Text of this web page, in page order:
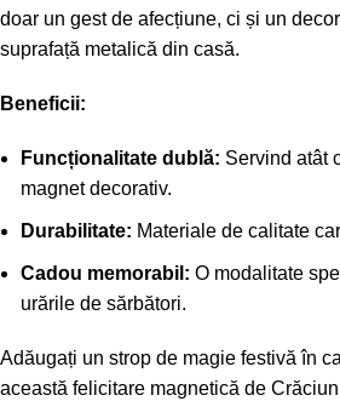
doar un gest de afecțiune, ci și un
suprafață metalică din casă.
Beneficii:
Funcționalitate dublă: Servind atât
magnet decorativ.
Durabilitate: Materiale de calitate
Cadou memorabil: O modalitate
urările de sărbători.
Adăugați un strop de magie festivă în
această felicitare magnetică de